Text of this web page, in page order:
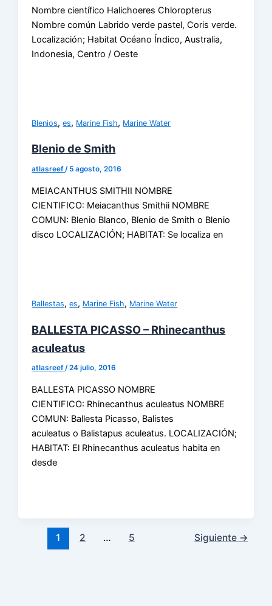
Nombre científico Halichoeres Chloropterus
Nombre común Labrido verde pastel, Coris verde.
Localización; Habitat Océano Índico, Australia,
Indonesia, Centro / Oeste
Blenios,es, Marine Fish, Marine Water
Blenio de Smith
atlasreef/ 5 agosto, 2016
MEIACANTHUS SMITHII NOMBRE
CIENTIFICO: Meiacanthus Smithii NOMBRE
COMUN: Blenio Blanco, Blenio de Smith o Blenio
disco LOCALIZACIÓN; HABITAT: Se localiza en
Ballestas,es, Marine Fish, Marine Water
BALLESTA PICASSO – Rhinecanthus
aculeatus
atlasreef/24 julio, 2016
BALLESTA PICASSO NOMBRE
CIENTIFICO: Rhinecanthus aculeatus NOMBRE
COMUN: Ballesta Picasso, Balistes
aculeatus o Balistapus aculeatus. LOCALIZACIÓN;
HABITAT: El Rhinecanthus aculeatus habita en
desde
1 2 … 5 Siguiente →